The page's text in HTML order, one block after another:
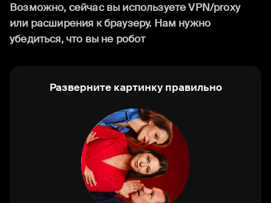
Возможно, сейчас вы используете VPN/proxy
или расширения к браузеру. Нам нужно
убедиться, что вы не робот
Разверните картинку правильно